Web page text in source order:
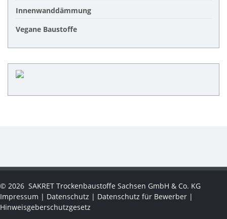
Innenwanddämmung
Vegane Baustoffe
© 2026 SAKRET Trockenbaustoffe Sachsen GmbH & Co. KG
Impressum | Datenschutz | Datenschutz für Bewerber |
Hinweisgeberschutzgesetz